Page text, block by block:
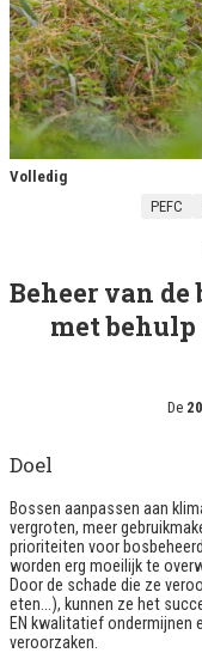
Volledig
PEFC
Beheer van
met
De
Doel
Bossen aanpassen aan
vergroten, meer
prioriteiten voor
worden erg moeilijk te
Door de schade die ze
eten...), kunnen ze het
EN kwalitatief ondermijnen
veroorzaken.